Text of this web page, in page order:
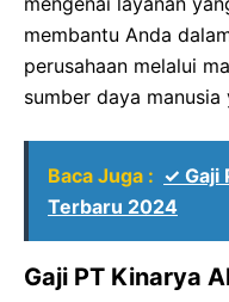
membantu Anda
perusahaan melalui
sumber daya
Baca Juga : ✓ Gaji
Terbaru 2024
Gaji PT Kinarya